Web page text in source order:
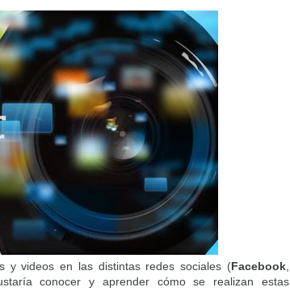
y videos en las distintas redes sociales (Facebook
conocer y aprender cómo se realizan estas